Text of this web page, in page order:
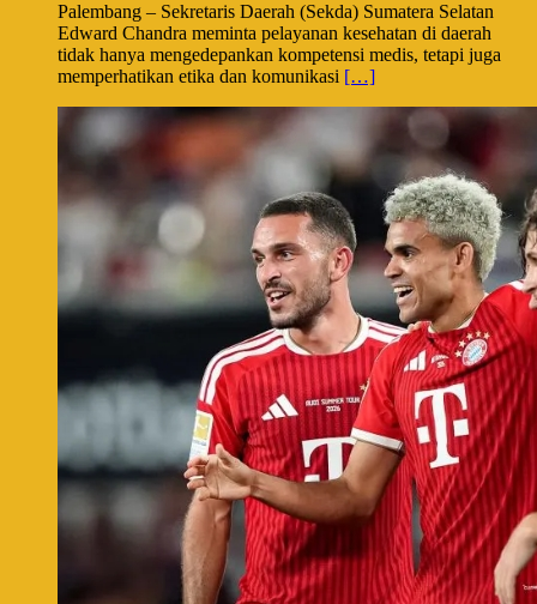
Palembang – Sekretaris Daerah (Sekda) Sumatera Selatan
Edward Chandra meminta pelayanan kesehatan di daerah
tidak hanya mengedepankan kompetensi medis, tetapi juga
memperhatikan etika dan komunikasi […]